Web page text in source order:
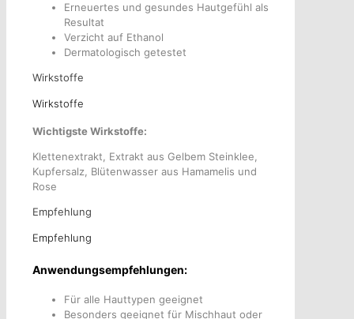
Erneuertes und gesundes Hautgefühl als
Resultat
Verzicht auf Ethanol
Dermatologisch getestet
Wirkstoffe
Wirkstoffe
Wichtigste Wirkstoffe:
Klettenextrakt, Extrakt aus Gelbem Steinklee,
Kupfersalz, Blütenwasser aus Hamamelis und
Rose
Empfehlung
Empfehlung
Anwendungsempfehlungen:
Für alle Hauttypen geeignet
Besonders geeignet für Mischhaut oder